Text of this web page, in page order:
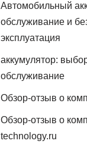
Автомобильный
обслуживание и
эксплуатация
аккумулятор:
обслуживание
Обзор-отзыв о
Обзор-отзыв о
technology.ru